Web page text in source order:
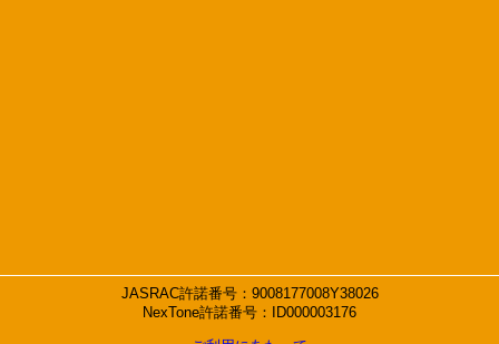
JASRAC許諾番号：9008177008Y38026
NexTone許諾番号：ID000003176